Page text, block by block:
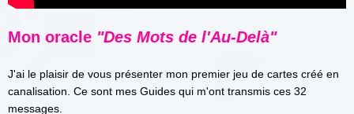
Mon oracle "Des Mots de l'Au-Delà"
J'ai le plaisir de vous présenter mon premier jeu de cartes créé en
canalisation. Ce sont mes Guides qui m'ont transmis ces 32
messages.